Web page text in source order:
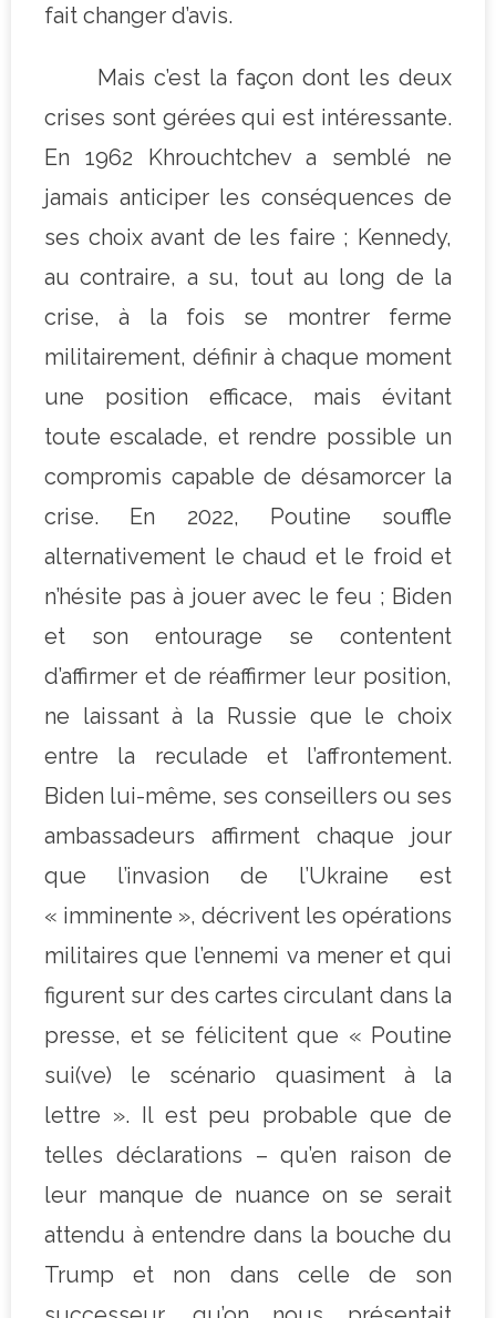
fait changer d’avis.
Mais c’est la façon dont les deux
crises sont gérées qui est intéressante.
En 1962 Khrouchtchev a semblé ne
jamais anticiper les conséquences de
ses choix avant de les faire ; Kennedy,
au contraire, a su, tout au long de la
crise, à la fois se montrer ferme
militairement, définir à chaque moment
une position efficace, mais évitant
toute escalade, et rendre possible un
compromis capable de désamorcer la
crise. En 2022, Poutine souffle
alternativement le chaud et le froid et
n’hésite pas à jouer avec le feu ; Biden
et son entourage se contentent
d’affirmer et de réaffirmer leur position,
ne laissant à la Russie que le choix
entre la reculade et l’affrontement.
Biden lui-même, ses conseillers ou ses
ambassadeurs affirment chaque jour
que l’invasion de l’Ukraine est
« imminente », décrivent les opérations
militaires que l’ennemi va mener et qui
figurent sur des cartes circulant dans la
presse, et se félicitent que « Poutine
sui(ve) le scénario quasiment à la
lettre ». Il est peu probable que de
telles déclarations – qu’en raison de
leur manque de nuance on se serait
attendu à entendre dans la bouche du
Trump et non dans celle de son